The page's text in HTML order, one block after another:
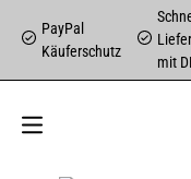
PayPal
Käuferschutz
mit